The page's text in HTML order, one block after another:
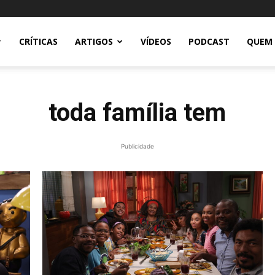
CRÍTICAS ARTIGOS VÍDEOS PODCAST QUEM
toda família tem
Publicidade